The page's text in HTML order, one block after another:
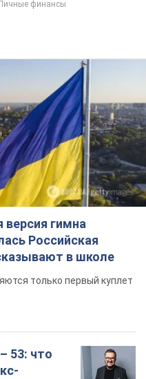
финансы
версия гимна
Российская
в школе
только первый куплет
53: что